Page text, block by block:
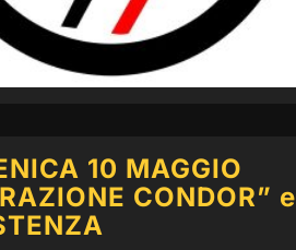
10 MAGGIO
CONDOR” e